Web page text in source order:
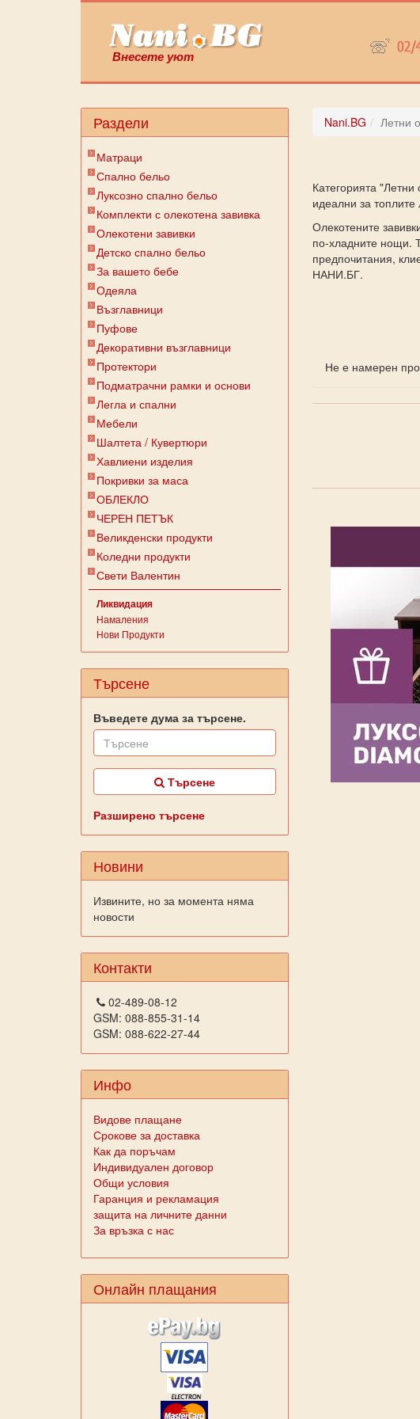
Внесете уют
Раздели
Матраци
Спално бельо
Луксозно спално бельо
Комплекти с олекотена завивка
Олекотени завивки
Детско спално бельо
За вашето бебе
Одеяла
Възглавници
Пуфове
Декоративни възглавници
Протектори
Подматрачни рамки и основи
Легла и спални
Мебели
Шалтета / Кувертюри
Хавлиени изделия
Покривки за маса
ОБЛЕКЛО
ЧЕРЕН ПЕТЪК
Великденски продукти
Коледни продукти
Свети Валентин
Ликвидация
Намаления
Нови Продукти
Търсене
Въведете дума за търсене.
Търсене
Разширено търсене
Новини
Извините, но за момента няма
новости
Контакти
02-489-08-12
GSM: 088-855-31-14
GSM: 088-622-27-44
Инфо
Видове плащане
Срокове за доставка
Как да поръчам
Индивидуален договор
Общи условия
Гаранция и рекламация
защита на личните данни
За връзка с нас
Онлайн плащания
Nani.BG Летни
Категорията
идеални за
Олекотените
по-хладните нощи.
предпочитания,
НАНИ.БГ.
Не е намерен